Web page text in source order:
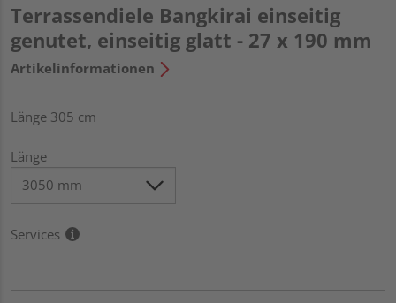
Terrassendiele Bangkirai einseitig
genutet, einseitig glatt - 27 x 190 mm
Artikelinformationen
Länge 305 cm
Länge
Services